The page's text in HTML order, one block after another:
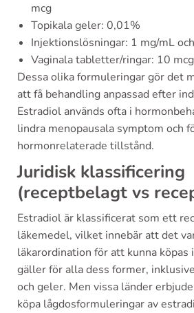
mcg
Topikala geler: 0,01%
Injektionslösningar: 1 mg/mL
Vaginala tabletter/ringar: 10
Dessa olika formuleringar gör det
att få behandling anpassad efter
Estradiol används ofta i
lindra menopausala symptom och
hormonrelaterade tillstånd.
Juridisk klassificering
(receptbelagt vs
Estradiol är klassificerat som ett
läkemedel, vilket innebär att det
läkarordination för att kunna köpas
gäller för alla dess former,
och geler. Men vissa länder
köpa lågdosformuleringar av